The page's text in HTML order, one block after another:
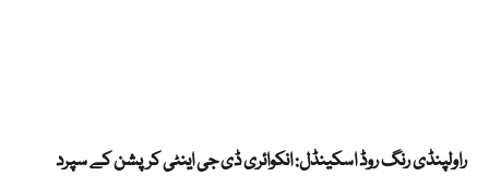
راولپنڈی رنگ روڈ اسکینڈل: انکوائری ڈی جی اینٹی کرپشن کے سپرد